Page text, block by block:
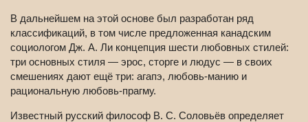
В дальнейшем на этой основе был разработан ряд
классификаций, в том числе предложенная канадским
социологом Дж. А. Ли концепция шести любовных стилей:
три основных стиля — эрос, сторге и людус — в своих
смешениях дают ещё три: агапэ, любовь-манию и
рациональную любовь-прагму.
Известный русский философ В. С. Соловьёв определяет